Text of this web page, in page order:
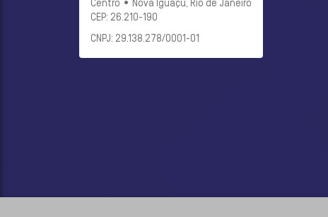
Centro • Nova Iguaçu, Rio de Janeiro
CEP: 26.210-190
CNPJ: 29.138.278/0001-01